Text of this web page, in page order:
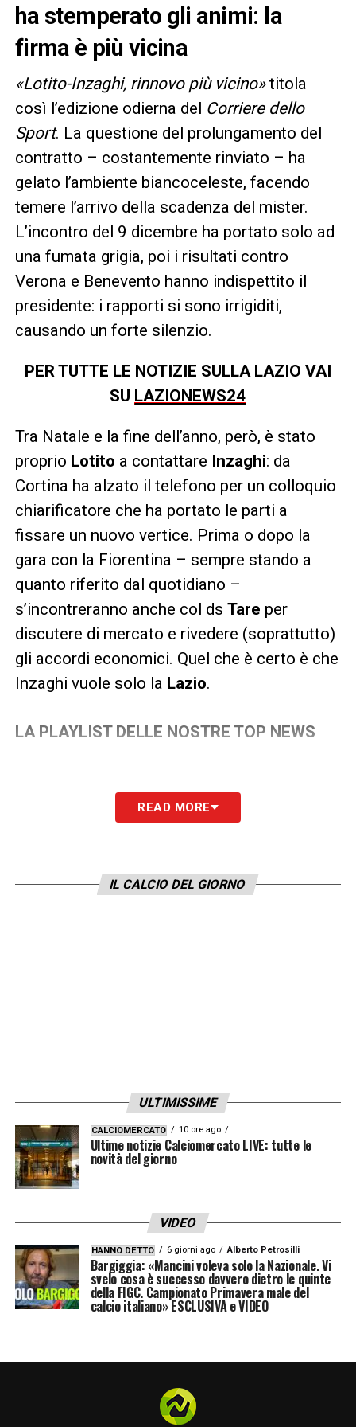
ha stemperato gli animi: la
firma è più vicina
«Lotito-Inzaghi, rinnovo più vicino»titola
così l’edizione odierna del Corriere dello
Sport. La questione del prolungamento del
contratto – costantemente rinviato – ha
gelato l’ambiente biancoceleste, facendo
temere l’arrivo della scadenza del mister.
L’incontro del 9 dicembre ha portato solo ad
una fumata grigia, poi i risultati contro
Verona e Benevento hanno indispettito il
presidente: i rapporti si sono irrigiditi,
causando un forte silenzio.
PER TUTTE LE NOTIZIE SULLA LAZIO VAI
SU LAZIONEWS24
Tra Natale e la fine dell’anno, però, è stato
proprio Lotito a contattare Inzaghi: da
Cortina ha alzato il telefono per un colloquio
chiarificatore che ha portato le parti a
fissare un nuovo vertice. Prima o dopo la
gara con la Fiorentina – sempre stando a
quanto riferito dal quotidiano –
s’incontreranno anche col ds Tare per
discutere di mercato e rivedere (soprattutto)
gli accordi economici. Quel che è certo è che
Inzaghi vuole solo la Lazio.
LA PLAYLIST DELLE NOSTRE TOP NEWS
READ MORE
IL CALCIO DEL GIORNO
ULTIMISSIME
CALCIOMERCATO 10 ore ago
Ultime notizie Calciomercato LIVE: tutte le
novità del giorno
VIDEO
HANNO DETTO 6 giorni ago Alberto Petrosilli
Bargiggia: «Mancini voleva solo la Nazionale. Vi
svelo cosa è successo davvero dietro le quinte
della FIGC. Campionato Primavera male del
calcio italiano» ESCLUSIVA e VIDEO